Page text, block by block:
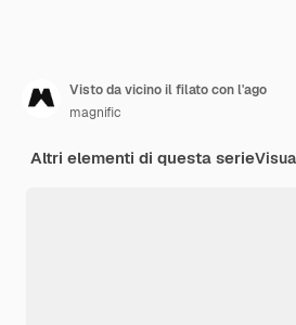
Visto da vicino il filato con l'ago
magnific
Altri elementi di questa serie